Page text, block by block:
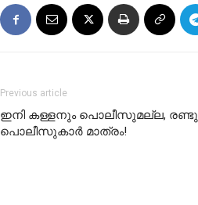
Previous article
ഇനി​ കള്ളനും പൊലീസുമല്ല, രണ്ടു
പൊലീസുകാർ മാത്രം!